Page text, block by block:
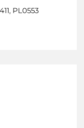
PL0553